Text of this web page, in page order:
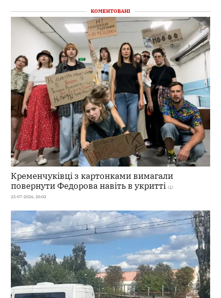
КОМЕНТОВАНІ
Кременчуківці з картонками вимагали
повернути Федорова навіть в укритті (1)
25-07-2026, 20:02